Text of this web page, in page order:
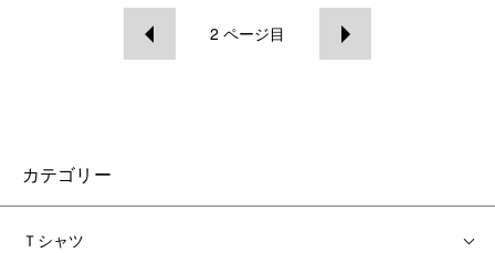
2 ページ目
カテゴリー
Ｔシャツ